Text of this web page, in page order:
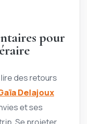
pour
des retours
Delajoux
et ses
Se projeter